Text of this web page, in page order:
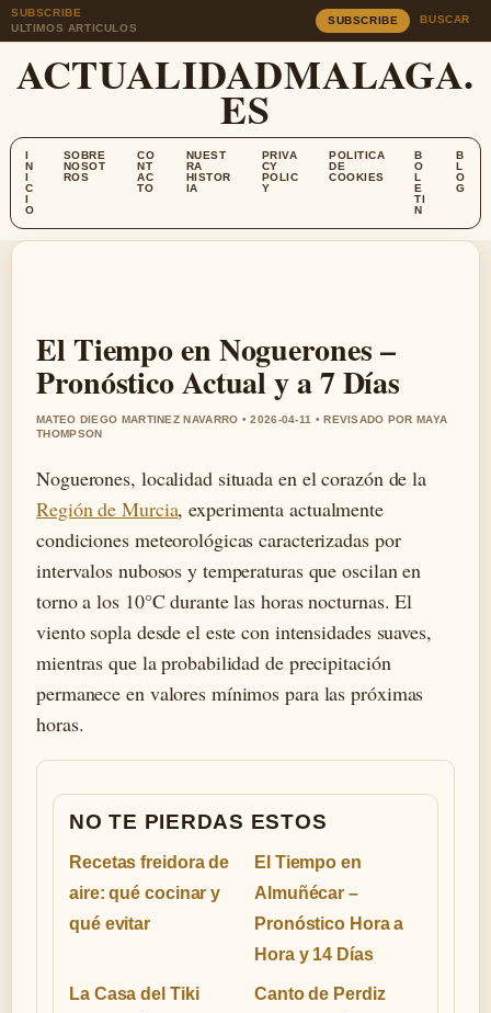
SUBSCRIBE
ULTIMOS ARTICULOS
SUBSCRIBE BUSCAR
ACTUALIDADMALAGA.
ES
I
N
I
C
I
O
SOBRE
NOSOT
ROS
CO
NT
AC
TO
NUEST
RA
HISTOR
IA
PRIVA
CY
POLIC
Y
POLITICA
DE
COOKIES
B
O
L
E
TI
N
B
L
O
G
El Tiempo en Noguerones –
Pronóstico Actual y a 7 Días
MATEO DIEGO MARTINEZ NAVARRO • 2026-04-11 • REVISADO POR MAYA
THOMPSON
Noguerones, localidad situada en el corazón de la
Región de Murcia, experimenta actualmente
condiciones meteorológicas caracterizadas por
intervalos nubosos y temperaturas que oscilan en
torno a los 10°C durante las horas nocturnas. El
viento sopla desde el este con intensidades suaves,
mientras que la probabilidad de precipitación
permanece en valores mínimos para las próximas
horas.
NO TE PIERDAS ESTOS
Recetas freidora de
aire: qué cocinar y
qué evitar
El Tiempo en
Almuñécar –
Pronóstico Hora a
Hora y 14 Días
La Casa del Tiki
Canto de Perdiz